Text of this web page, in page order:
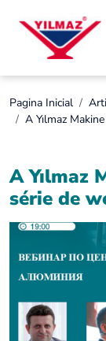
Pagina Inicial
A Yılmaz
A Yılmaz
série de